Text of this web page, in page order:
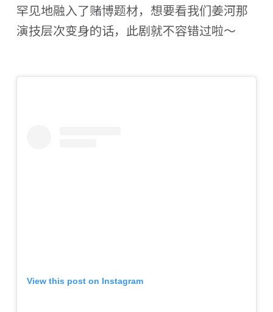
罕见地融入了赌博题材，想要看我们姜河那
演技层次变身的话，此剧就不容错过啦～
View this post on Instagram